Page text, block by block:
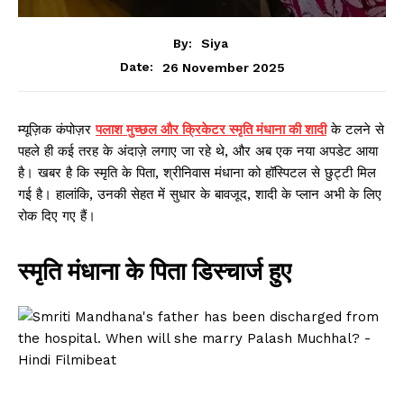
By:
Siya
Date:
26 November 2025
म्यूज़िक कंपोज़रपलाश मुच्छल और क्रिकेटर स्मृति मंधाना की शादीके टलने से
पहले ही कई तरह के अंदाज़े लगाए जा रहे थे, और अब एक नया अपडेट आया
है। खबर है कि स्मृति के पिता, श्रीनिवास मंधाना को हॉस्पिटल से छुट्टी मिल
गई है। हालांकि, उनकी सेहत में सुधार के बावजूद, शादी के प्लान अभी के लिए
रोक दिए गए हैं।
स्मृति मंधाना के पिता डिस्चार्ज हुए